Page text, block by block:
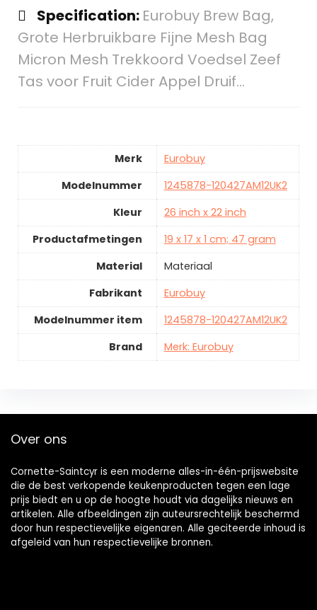
Specification: Eurobuy Brew Bag,
Grote Herbruikbare Fijne Mesh Bag
Micron Mesh Trekkoord Voedsel Zeef
Tas voor Fruit Cider Appel Druif…
Merk
Eurobuy
Modelnummer
1245878-120427AM12UK2
Kleur
26 inch x 22 inch
Productafmetingen
19 x 17 x 1 cm; 47 gram
Material
Materiaal
Fabrikant
Eurobuy
Modelnummer item
1245878-120427AM12UK2
Brand
Merk: Eurobuy
Over ons
Cornette-Saintcyr is een moderne alles-in-één-prijswebsite
die de best verkopende keukenproducten tegen een lage
prijs biedt en u op de hoogte houdt via dagelijks nieuws en
artikelen. Alle afbeeldingen zijn auteursrechtelijk beschermd
door hun respectievelijke eigenaren. Alle geciteerde inhoud is
afgeleid van hun respectievelijke bronnen.